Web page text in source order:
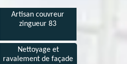
Artisan couvreur
zingueur 83
Nettoyage et
ravalement de façade